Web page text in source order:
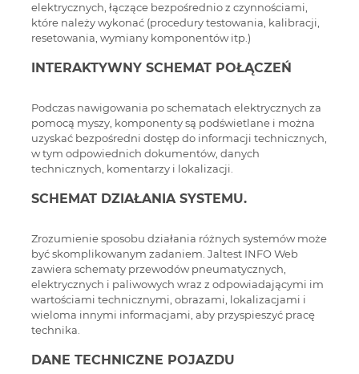
elektrycznych, łączące bezpośrednio z czynnościami,
które należy wykonać (procedury testowania, kalibracji,
resetowania, wymiany komponentów itp.)
INTERAKTYWNY SCHEMAT POŁĄCZEŃ
Podczas nawigowania po schematach elektrycznych za
pomocą myszy, komponenty są podświetlane i można
uzyskać bezpośredni dostęp do informacji technicznych,
w tym odpowiednich dokumentów, danych
technicznych, komentarzy i lokalizacji.
SCHEMAT DZIAŁANIA SYSTEMU.
Zrozumienie sposobu działania różnych systemów może
być skomplikowanym zadaniem. Jaltest INFO Web
zawiera schematy przewodów pneumatycznych,
elektrycznych i paliwowych wraz z odpowiadającymi im
wartościami technicznymi, obrazami, lokalizacjami i
wieloma innymi informacjami, aby przyspieszyć pracę
technika.
DANE TECHNICZNE POJAZDU